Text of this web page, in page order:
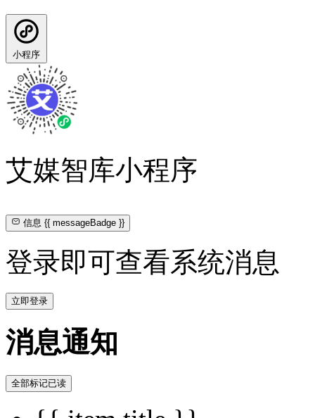
小程序
艾媒智库小程序
信息{{ messageBadge }}
登录即可查看系统消息
立即登录
消息通知
全部标记已读